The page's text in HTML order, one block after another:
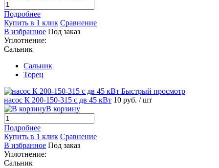
Подробнее
Купить в 1 клик Сравнение
В избранное Под заказ
Уплотнение:
Сальник
Сальник
Торец
Быстрый просмотр
насос К 200-150-315 с дв 45 кВт 10 руб. / шт
В корзину
Подробнее
Купить в 1 клик Сравнение
В избранное Под заказ
Уплотнение:
Сальник